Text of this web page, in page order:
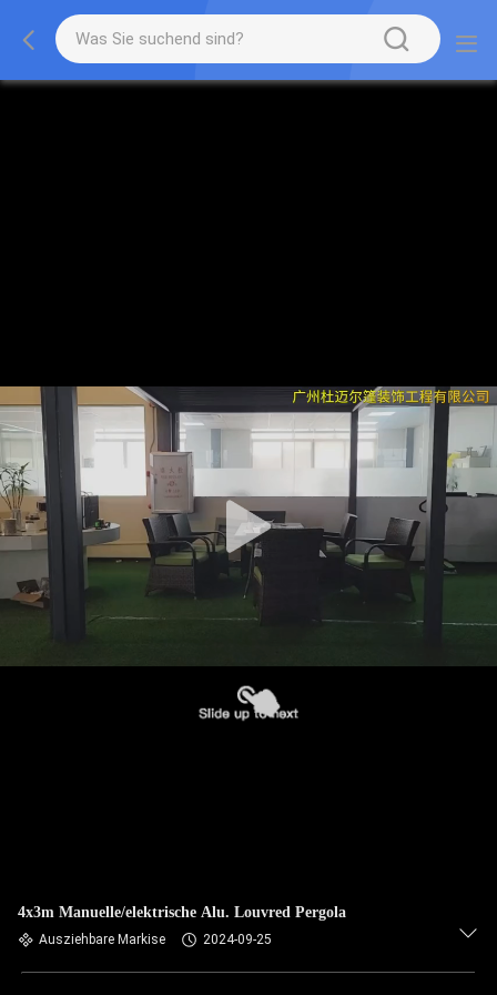
4x3m Manuelle/elektrische Alu. Louvred Pergola
Ausziehbare Markise 2024-09-25